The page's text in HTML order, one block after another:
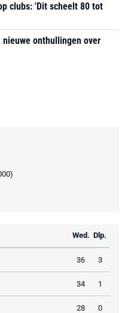
clubs: 'Dit scheelt 80 tot
onthullingen over
Wed. Dlp.
36 3
34 1
28 0